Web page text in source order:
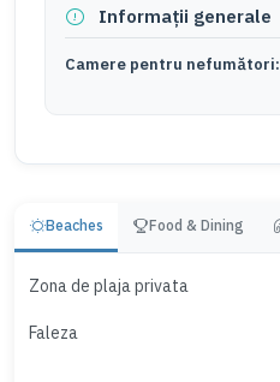
Informații generale
Camere pentru nefumători:
Beaches Food & Dining
Zona de plaja privata
Faleza